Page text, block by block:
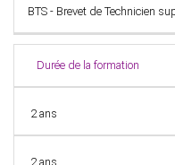
BTS - Brevet de Technicien
Durée de la formation
2 ans